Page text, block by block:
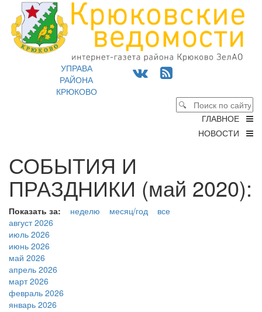
УПРАВА
РАЙОНА
КРЮКОВО
ГЛАВНОЕ
НОВОСТИ
СОБЫТИЯ И
ПРАЗДНИКИ (май 2020):
Показать за: неделю месяц/год
все
август 2026
июль 2026
июнь 2026
май 2026
апрель 2026
март 2026
февраль 2026
январь 2026